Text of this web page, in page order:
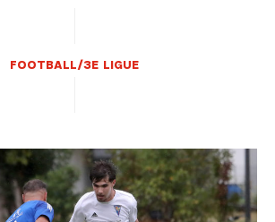
FOOTBALL/3E LIGUE